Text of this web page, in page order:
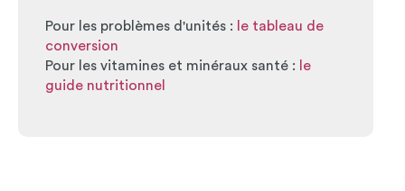
Pour les problèmes d'unités :
le tableau de
conversion
Pour les vitamines et minéraux santé :
le
guide nutritionnel